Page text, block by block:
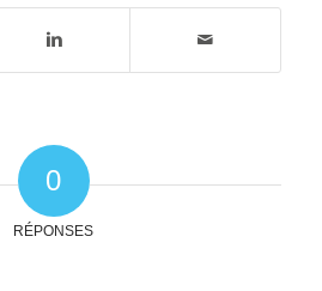
0
RÉPONSES